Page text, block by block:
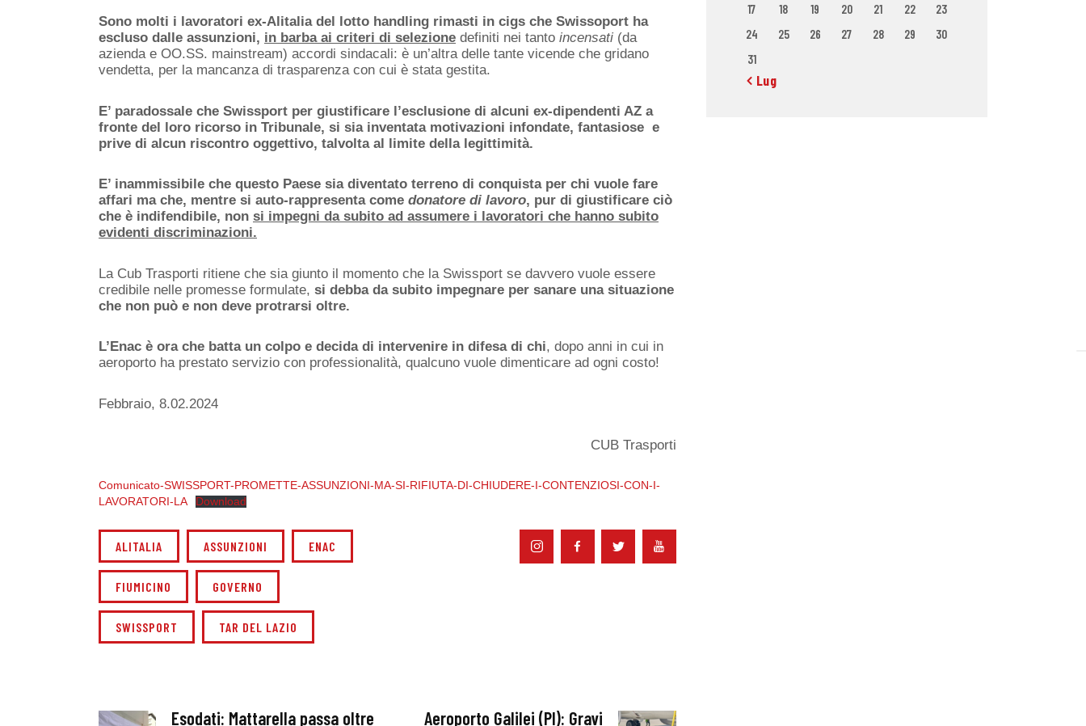
Sono molti i lavoratori ex-Alitalia del lotto handling rimasti in cigs che Swissoport ha
escluso dalle assunzioni, in barba ai criteri di selezione definiti nei tanto incensati (da
azienda e OO.SS. mainstream) accordi sindacali: è un’altra delle tante vicende che gridano
vendetta, per la mancanza di trasparenza con cui è stata gestita.
E’ paradossale che Swissport per giustificare l’esclusione di alcuni ex-dipendenti AZ a
fronte del loro ricorso in Tribunale, si sia inventata motivazioni infondate, fantasiose e
prive di alcun riscontro oggettivo, talvolta al limite della legittimità.
E’ inammissibile che questo Paese sia diventato terreno di conquista per chi vuole fare
affari ma che, mentre si auto-rappresenta come donatore di lavoro, pur di giustificare ciò
che è indifendibile, non si impegni da subito ad assumere i lavoratori che hanno subito
evidenti discriminazioni.
La Cub Trasporti ritiene che sia giunto il momento che la Swissport se davvero vuole essere
credibile nelle promesse formulate, si debba da subito impegnare per sanare una situazione
che non può e non deve protrarsi oltre.
L’Enac è ora che batta un colpo e decida di intervenire in difesa di chi, dopo anni in cui in
aeroporto ha prestato servizio con professionalità, qualcuno vuole dimenticare ad ogni costo!
Febbraio, 8.02.2024
CUB Trasporti
Comunicato-SWISSPORT-PROMETTE-ASSUNZIONI-MA-SI-RIFIUTA-DI-CHIUDERE-I-CONTENZIOSI-CON-I-
LAVORATORI-LA
Download
ALITALIA ASSUNZIONI ENAC
FIUMICINO GOVERNO
SWISSPORT TAR DEL LAZIO
Esodati: Mattarella passa oltre
Aeroporto Galilei (PI): Gravi
17
18 19 20 21 22
23
24
25 26 27 28 29
30
31
« Lug